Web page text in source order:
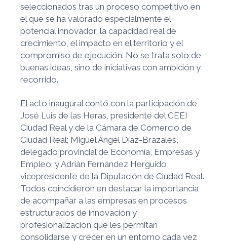
seleccionados tras un proceso competitivo en
el que se ha valorado especialmente el
potencial innovador, la capacidad real de
crecimiento, el impacto en el territorio y el
compromiso de ejecución. No se trata solo de
buenas ideas, sino de iniciativas con ambición y
recorrido.
El acto inaugural contó con la participación de
José Luis de las Heras, presidente del CEEI
Ciudad Real y de la Cámara de Comercio de
Ciudad Real; Miguel Ángel Díaz-Brazales,
delegado provincial de Economía, Empresas y
Empleo; y Adrián Fernández Herguido,
vicepresidente de la Diputación de Ciudad Real.
Todos coincidieron en destacar la importancia
de acompañar a las empresas en procesos
estructurados de innovación y
profesionalización que les permitan
consolidarse y crecer en un entorno cada vez